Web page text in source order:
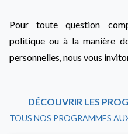
Pour toute question
politique ou à la manière
personnelles, nous vous
DÉCOUVRIR LES
TOUS NOS PROGRAMMES